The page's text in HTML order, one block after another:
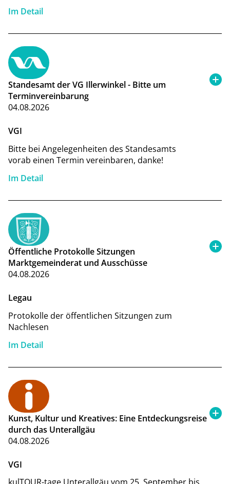
Im Detail
Standesamt der VG Illerwinkel - Bitte um
Terminvereinbarung
04.08.2026
VGI
Bitte bei Angelegenheiten des Standesamts
vorab einen Termin vereinbaren, danke!
Im Detail
Öffentliche Protokolle Sitzungen
Marktgemeinderat und Ausschüsse
04.08.2026
Legau
Protokolle der öffentlichen Sitzungen zum
Nachlesen
Im Detail
Kunst, Kultur und Kreatives: Eine Entdeckungsreise
durch das Unterallgäu
04.08.2026
VGI